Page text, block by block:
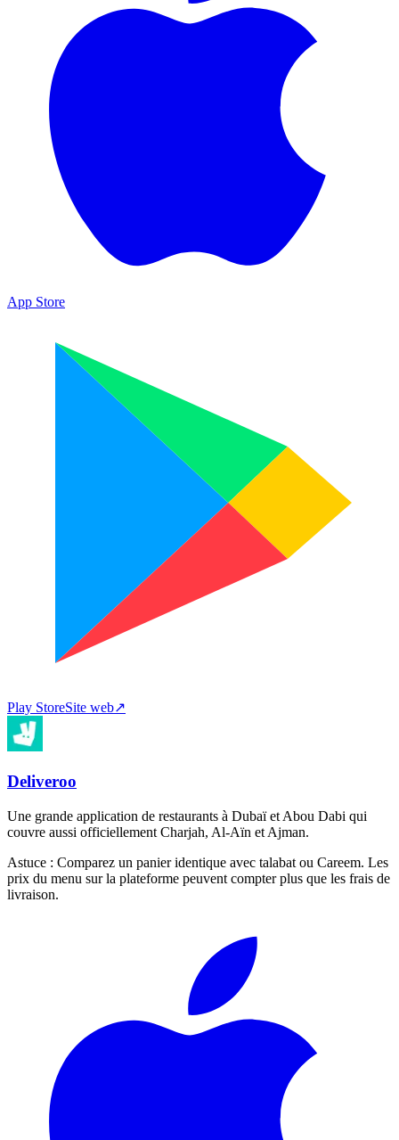
App Store
Play StoreSite web↗
Deliveroo
Une grande application de restaurants à Dubaï et Abou Dabi qui
couvre aussi officiellement Charjah, Al-Aïn et Ajman.
Astuce : Comparez un panier identique avec talabat ou Careem. Les
prix du menu sur la plateforme peuvent compter plus que les frais de
livraison.